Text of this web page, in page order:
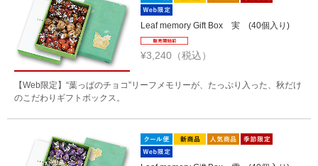
Leaf memory Gift Box 実 (40個入り)
¥3,240（税込）
【Web限定】“葉っぱのチョコ”リーフメモリーが、たっぷり入った、秋だけ
のこだわりギフトボックス。